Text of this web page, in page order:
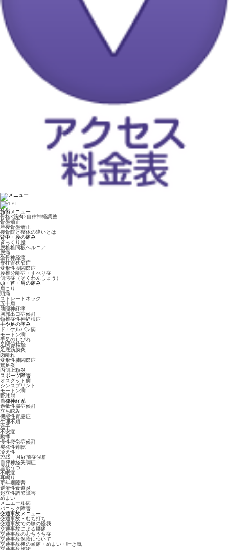
施術メニュー
骨格×筋肉×自律神経調整
骨盤矯正
産後骨盤矯正
接骨院と整体の違いとは
背中・腰の痛み
ぎっくり腰
腰椎椎間板ヘルニア
腰痛
坐骨神経痛
脊柱管狭窄症
変形性股関節症
腰椎分離症・すべり症
側湾症（そくわんしょう）
頭・首・肩の痛み
肩こり
頭痛
ストレートネック
五十肩
肋間神経痛
胸郭出口症候群
頸椎症性神経根症
手や足の痛み
ド・ケルバン病
モートン病
手足のしびれ
足関節捻挫
足底筋膜炎
肉離れ
変形性膝関節症
鵞足炎
内側上顆炎
スポーツ障害
オスグット病
シンスプリント
モートン病
野球肘
自律神経系
過敏性腸症候群
立ち眩み
機能性胃腸症
生理不順
逆子
不安症
動悸
慢性疲労症候群
突発性難聴
冷え性
PMS 月経前症候群
自律神経失調症
産後うつ
不眠症
耳鳴り
更年期障害
逆流性食道炎
起立性調節障害
めまい
メニエール病
パニック障害
交通事故メニュー
交通事故・むち打ち
交通事故での膝の怪我
交通事故による腰痛
交通事故のむちうち症
交通事故保険について
交通事故後の頭痛・めまい・吐き気